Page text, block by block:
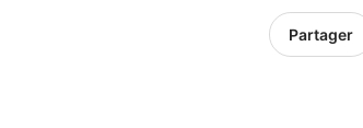
Partager